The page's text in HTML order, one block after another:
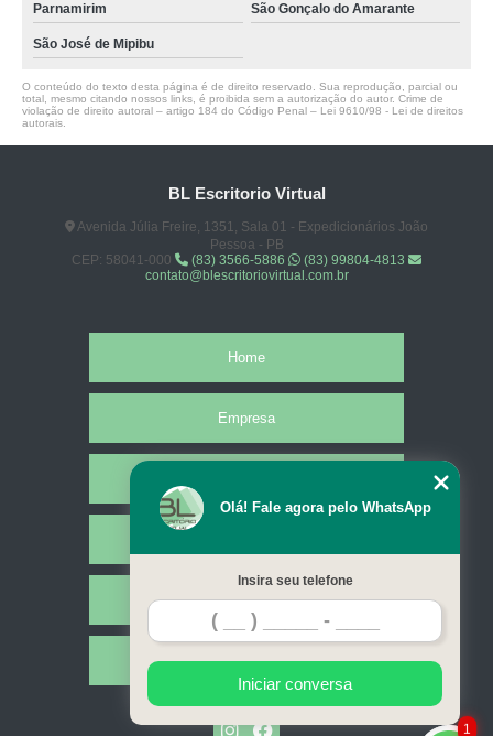
Parnamirim São Gonçalo do Amarante
São José de Mipibu
O conteúdo do texto desta página é de direito reservado. Sua reprodução, parcial ou
total, mesmo citando nossos links, é proibida sem a autorização do autor. Crime de
violação de direito autoral – artigo 184 do Código Penal – Lei 9610/98 - Lei de direitos
autorais
BL Escritorio Virtual
Avenida Júlia Freire, 1351, Sala 01 - Expedicionários João
Pessoa - PB
CEP: 58041-000
(83) 3566-5886
(83) 99804-4813
contato@blescritoriovirtual.com.br
Home
Empresa
Contato
Mapa do site
1
Olá! Fale agora pelo WhatsApp
Insira seu telefone
Iniciar conversa